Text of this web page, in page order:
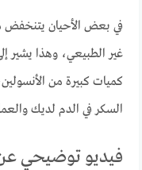
في بعض الأحيان يتنخفض
غير الطبيعي، وهذا يشير
كميات كبيرة من
السكر في الدم لديك
فيديو توضيحي عن